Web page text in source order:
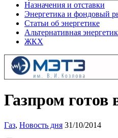
Назначения и отставки
Энергетика и фондовый
Статьи об энергетике
Альтернативная
ЖКХ
Газпром готов
Газ, Новость дня 31/10/2014